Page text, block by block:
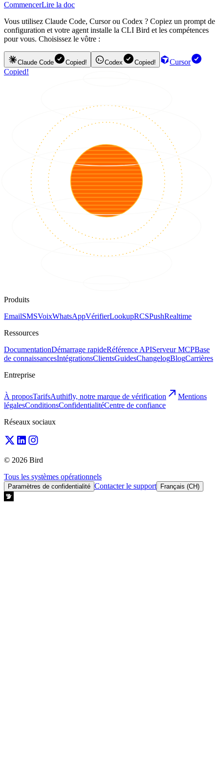
CommencerLire la doc
Vous utilisez Claude Code, Cursor ou Codex ? Copiez un prompt de
configuration et votre agent installe la CLI Bird et les compétences
pour vous. Choisissez le vôtre :
Claude Code Copied! Codex Copied!
Cursor
Copied!
Produits
EmailSMSVoixWhatsAppVérifierLookupRCSPushRealtime
Ressources
DocumentationDémarrage rapideRéférence APIServeur MCPBase
de connaissancesIntégrationsClientsGuidesChangelogBlogCarrières
Entreprise
À proposTarifsAuthifly, notre marque de vérification
Mentions
légalesConditionsConfidentialitéCentre de confiance
Réseaux sociaux
© 2026 Bird
Tous les systèmes opérationnels
Paramètres de confidentialité Contacter le support Français (CH)